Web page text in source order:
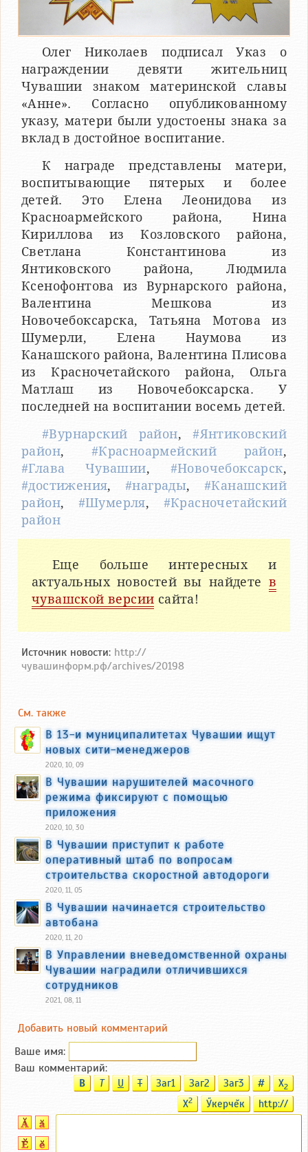
Олег Николаев подписал Указ о
награждении девяти жительниц
Чувашии знаком материнской славы
«Анне». Согласно опубликованному
указу, матери были удостоены знака за
вклад в достойное воспитание.
К награде представлены матери,
воспитывающие пятерых и более
детей. Это Елена Леонидова из
Красноармейского района, Нина
Кириллова из Козловского района,
Светлана Константинова из
Янтиковского района, Людмила
Ксенофонтова из Вурнарского района,
Валентина Мешкова из
Новочебоксарска, Татьяна Мотова из
Шумерли, Елена Наумова из
Канашского района, Валентина Плисова
из Красночетайского района, Ольга
Матлаш из Новочебоксарска. У
последней на воспитании восемь детей.
#Вурнарский район,#Янтиковский
район, #Красноармейский район,
#Глава Чувашии, #Новочебоксарск,
#достижения,#награды, #Канашский
район, #Шумерля, #Красночетайский
район
Еще больше интересных и
актуальных новостей вы найдете в
чувашской версии сайта!
Источник новости: http://
чувашинформ.рф/archives/20198
См. также
В 13-и муниципалитетах Чувашии ищут
новых сити-менеджеров
2020, 10, 09
В Чувашии нарушителей масочного
режима фиксируют с помощью
приложения
2020, 10, 30
В Чувашии приступит к работе
оперативный штаб по вопросам
строительства скоростной автодороги
2020, 11, 05
В Чувашии начинается строительство
автобана
2020, 11, 20
В Управлении вневедомственной охраны
Чувашии наградили отличившихся
сотрудников
2021, 08, 11
Добавить новый комментарий
Ваше имя:
Ваш комментарий:
B T U T Заг1 Заг2 Заг3 # X2
X2 Ӳкерчĕк http://